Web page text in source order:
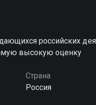
российских
высокую оценку
Страна
Россия